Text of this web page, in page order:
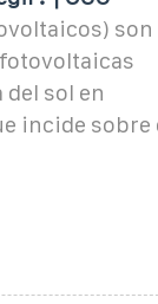
son
sol en
incide sobre